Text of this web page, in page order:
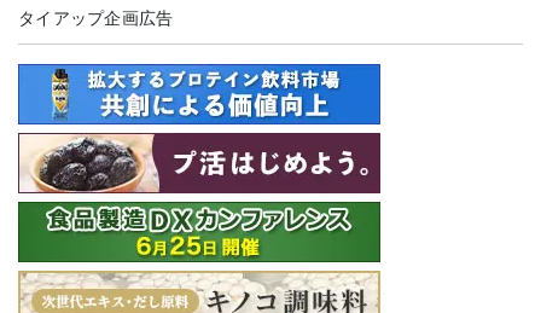
タイアップ企画広告